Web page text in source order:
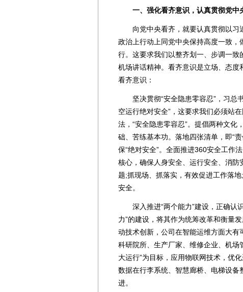
一、强化看齐意识，认真贯彻党中
向党中央看齐，就要认真贯彻以习
政治上行动上同党中央保持高度一致
行。这要求我们以整齐划一、步调一
机场讲话精神。看齐意识是立场、态
看齐意识：
坚决贯彻“安全隐患零容忍”，习总书
空运行绝对安全”，这要求我们必须站
法，“安全隐患零容忍”。提倡两种文
础、苦练基本功。落地四张清单，即“责
保“绝对安全”。全面推进360安全工作
核心，确保人身安全、运行安全、消
题;抓现场、抓落实，有效促进工作落
安全。
深入推进“两个能力”建设，正确认识
力”的建设，将其作为统筹改革和衡量
动技术创新，公司在智能运维方面大
科研院所、生产厂家、维修企业、机场
大运行”为目标，应用物联网技术，优
数据在行李系统、智慧廊桥、电梯设备
进。